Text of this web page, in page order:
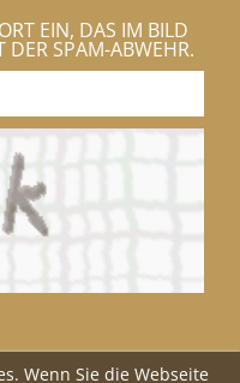
EIN, DAS IM BILD
DER SPAM-ABWEHR.
Wenn Sie die Webseite